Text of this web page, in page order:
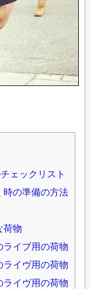
ェックリスト
の準備の方法
物
イブ用の荷物
イヴ用の荷物
イヴ用の荷物